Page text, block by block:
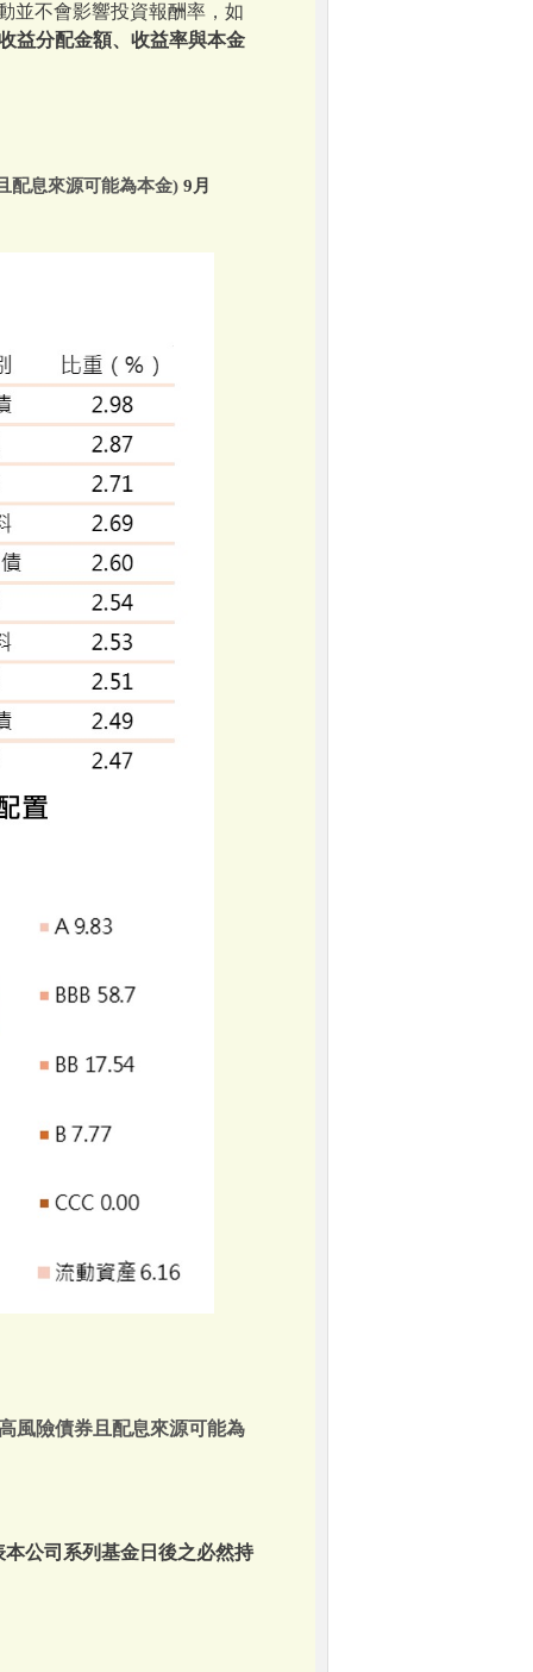
並不會影響投資報酬率，如
益分配金額、收益率與本金
配息來源可能為本金) 9月
風險債券且配息來源可能為
公司系列基金日後之必然持